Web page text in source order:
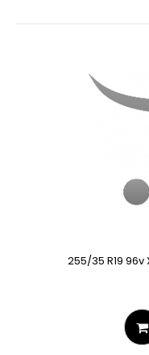
255/35 R19 96v